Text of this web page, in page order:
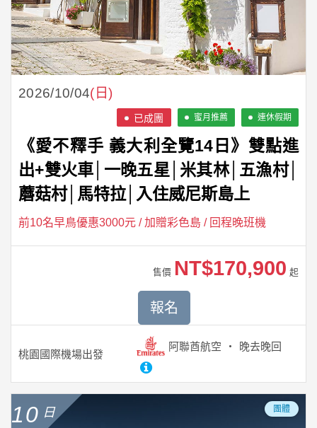
2026/10/04(日)
蜜月推薦 連休假期
《愛不釋手 義大利全覽14日》雙點進
出+雙火車│一晚五星│米其林│五漁村│
蘑菇村│馬特拉│入住威尼斯島上
前10名早鳥優惠3000元 / 加贈彩色島 / 回程晚班機
桃園國際機場出發
阿聯酋航空 晚去晚回
售價 NT$170,900 起
報名
10 團體